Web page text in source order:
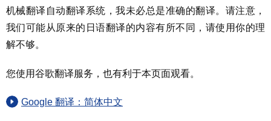
机械翻译自动翻译系统，我未必总是准确的翻译。请注意，
我们可能从原来的日语翻译的内容有所不同，请使用你的理
解不够。
您使用谷歌翻译服务，也有利于本页面观看。
Google 翻译：简体中文